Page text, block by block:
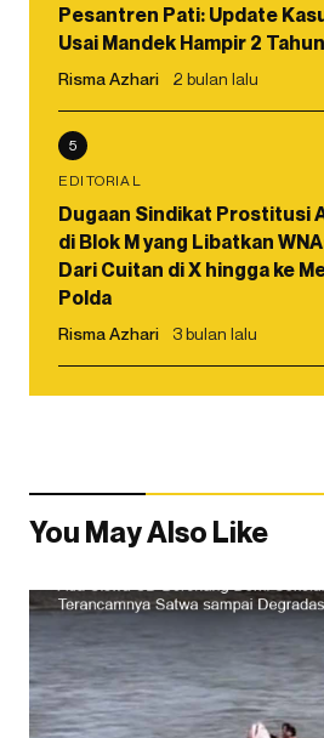
Pesantren Pati: Update
Usai Mandek Hampir 2 Tahun
Risma Azhari 2 bulan lalu
5
EDITORIAL
Dugaan Sindikat Prostitusi
di Blok M yang Libatkan
Dari Cuitan di X hingga ke
Polda
Risma Azhari 3 bulan lalu
You May Also Like